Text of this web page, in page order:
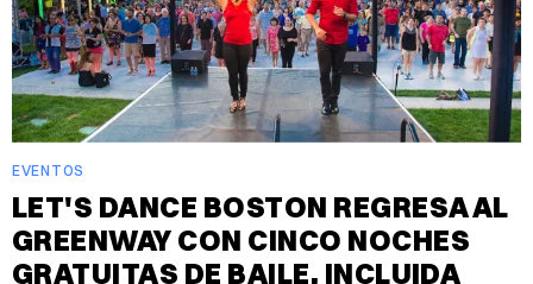
EVENTOS
LET'S DANCE BOSTON REGRESA AL
GREENWAY CON CINCO NOCHES
GRATUITAS DE BAILE, INCLUIDA